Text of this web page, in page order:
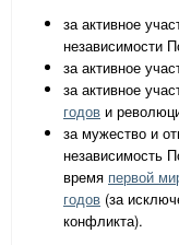
за активное
независимости
за активное
за активное
годов и
за мужество и
независимость
время первой
годов (за
конфликта).